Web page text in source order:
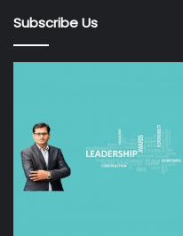
Subscribe Us